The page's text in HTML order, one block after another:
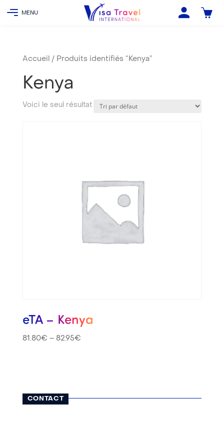
Accueil / Produits identifiés “Kenya”
Kenya
Voici le seul résultat
eTA – Kenya
81.80€ – 82.95€
CONTACT